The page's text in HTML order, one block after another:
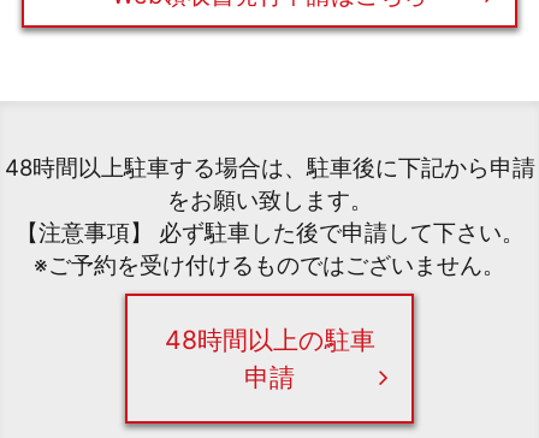
48時間以上駐車する場合は、駐車後に下記から申請
をお願い致します。
【注意事項】 必ず駐車した後で申請して下さい。
※ご予約を受け付けるものではございません。
48時間以上の駐車
申請